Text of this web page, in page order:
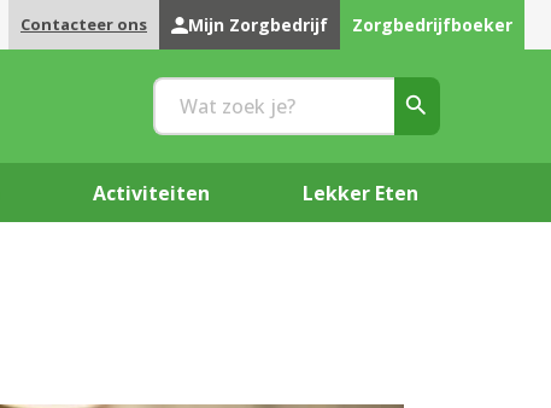
Contacteer ons Mijn Zorgbedrijf Zorgbedrijfboeker
Activiteiten Lekker Eten